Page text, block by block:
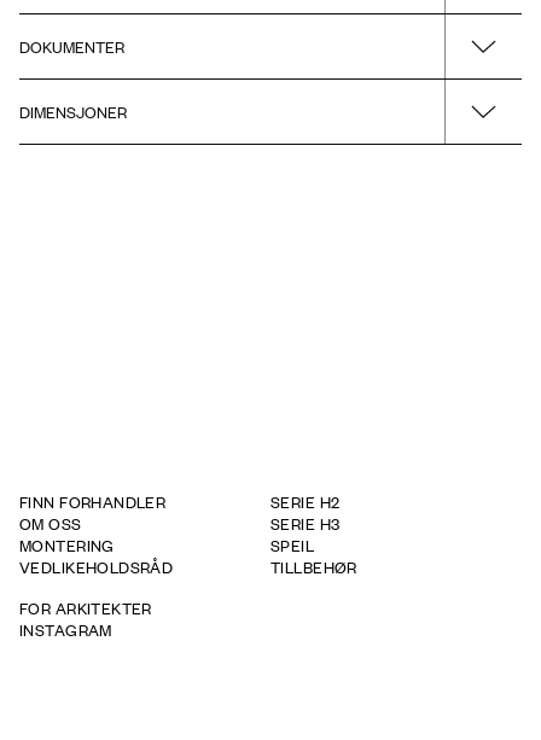
Grey
DOKUMENTER
Installasjonsveiledning
DIMENSJONER
FINN FORHANDLER
OM OSS
MONTERING
VEDLIKEHOLDSRÅD
FOR ARKITEKTER
INSTAGRAM
SERIE H2
SERIE H3
SPEIL
TILLBEHØR